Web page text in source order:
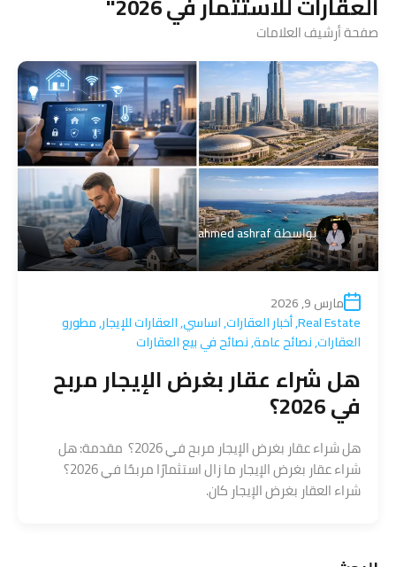
صفحة أرشيف العلامات
بواسطةahmed ashraf
مارس 9, 2026
Real Estate
,أخبار العقارات,اساسي,العقارات للإيجار,مطورو
العقارات,نصائح عامة,نصائح في بيع العقارات
هل شراء عقار بغرض الإيجار مربح
في 2026؟
هل شراء عقار بغرض الإيجار مربح في 2026؟ مقدمة: هل
شراء عقار بغرض الإيجار ما زال استثمارًا مربحًا في 2026؟
شراء العقار بغرض الإيجار كان.